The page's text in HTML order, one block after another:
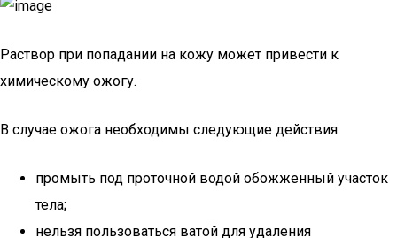
Раствор при попадании на кожу может привести к
химическому ожогу.
В случае ожога необходимы следующие действия:
промыть под проточной водой обожженный участок
тела;
нельзя пользоваться ватой для удаления